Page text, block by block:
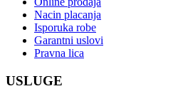
Nacin placanja
Isporuka robe
Garantni uslovi
Pravna lica
USLUGE